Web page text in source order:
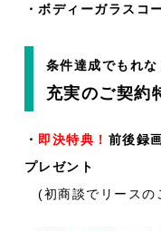
・ボディーガラス
条件達成でもれな
充実のご契約
・即決特典！ 前後録
プレゼント
(初商談でリースの